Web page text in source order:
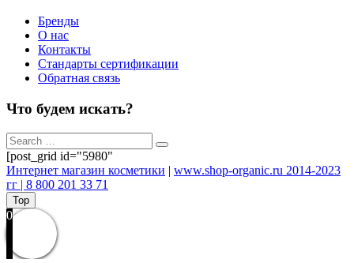
Бренды
О нас
Контакты
Стандарты сертификации
Обратная связь
Что будем искать?
[post_grid id="5980"
Интернет магазин косметики | www.shop-organic.ru 2014-2023
гг | 8 800 201 33 71
Top
0